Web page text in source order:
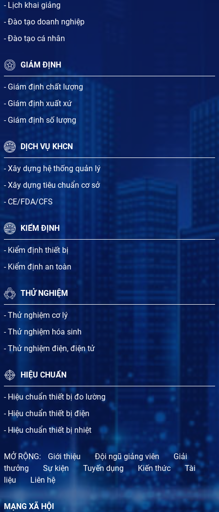
- Lịch khai giảng
- Đào tạo doanh nghiệp
- Đào tạo cá nhân
GIÁM ĐỊNH
- Giám định chất lượng
- Giám định xuất xứ
- Giám định số lượng
DỊCH VỤ KHCN
- Xây dựng hệ thống quản lý
- Xây dựng tiêu chuẩn cơ sở
- CE/FDA/CFS
KIỂM ĐỊNH
- Kiểm định thiết bị
- Kiểm định an toàn
THỬ NGHIỆM
- Thử nghiệm cơ lý
- Thử nghiệm hóa sinh
- Thử nghiệm điện, điện tử
HIỆU CHUẨN
- Hiệu chuẩn thiết bị đo lường
- Hiệu chuẩn thiết bị điện
- Hiệu chuẩn thiết bị nhiệt
MỞ RỘNG: Giới thiệu Đội ngũ giảng viên
Giải
thưởng
Sự kiện Tuyến dụng Kiến thức
Tài
liệu
Liên hệ
MẠNG XÃ HỘI